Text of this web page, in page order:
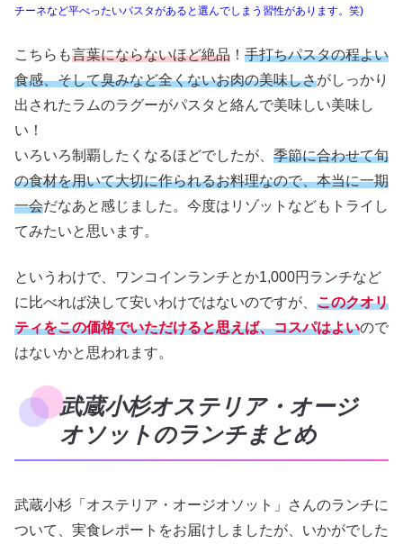
チーネなど平べったいパスタがあると選んでしまう習性があります。笑)
こちらも言葉にならないほど絶品 ！ 手打ちパスタの程よい
食感、そして臭みなど全くないお肉の美味しさがしっかり
出されたラムのラグーがパスタと絡んで美味しい美味し
い！
いろいろ制覇したくなるほどでしたが、 季節に合わせて旬
の食材を用いて大切に作られるお料理なので、本当に一期
一会だなあと感じました。今度はリゾットなどもトライし
てみたいと思います。
というわけで、ワンコインランチとか1,000円ランチなど
に比べれば決して安いわけではないのですが、 このクオリ
ティをこの価格でいただけると思えば、コスパはよいので
はないかと思われます。
武蔵小杉オステリア・オージ
オソットのランチまとめ
武蔵小杉「オステリア・オージオソット」さんのランチに
ついて、実食レポートをお届けしましたが、いかがでした